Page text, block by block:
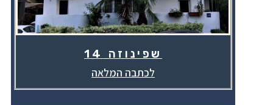
שפינוזה 14
לכתבה המלאה